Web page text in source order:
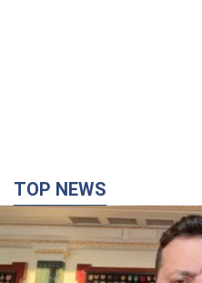
TOP NEWS